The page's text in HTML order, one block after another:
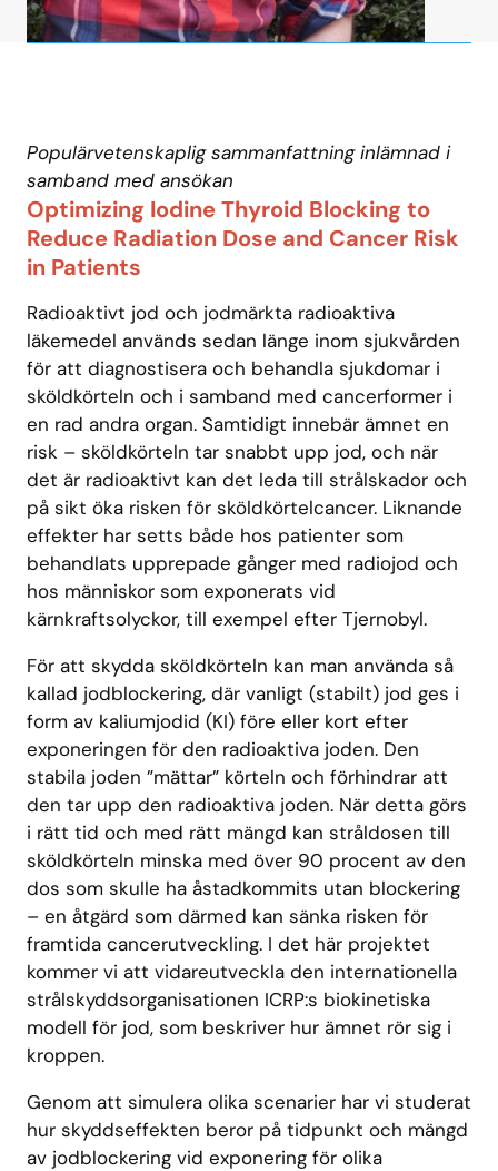
Populärvetenskaplig sammanfattning inlämnad i
samband med ansökan
Optimizing Iodine Thyroid Blocking to
Reduce Radiation Dose and Cancer Risk
in Patients
Radioaktivt jod och jodmärkta radioaktiva
läkemedel används sedan länge inom sjukvården
för att diagnostisera och behandla sjukdomar i
sköldkörteln och i samband med cancerformer i
en rad andra organ. Samtidigt innebär ämnet en
risk – sköldkörteln tar snabbt upp jod, och när
det är radioaktivt kan det leda till strålskador och
på sikt öka risken för sköldkörtelcancer. Liknande
effekter har setts både hos patienter som
behandlats upprepade gånger med radiojod och
hos människor som exponerats vid
kärnkraftsolyckor, till exempel efter Tjernobyl.
För att skydda sköldkörteln kan man använda så
kallad jodblockering, där vanligt (stabilt) jod ges i
form av kaliumjodid (KI) före eller kort efter
exponeringen för den radioaktiva joden. Den
stabila joden ”mättar” körteln och förhindrar att
den tar upp den radioaktiva joden. När detta görs
i rätt tid och med rätt mängd kan stråldosen till
sköldkörteln minska med över 90 procent av den
dos som skulle ha åstadkommits utan blockering
– en åtgärd som därmed kan sänka risken för
framtida cancerutveckling. I det här projektet
kommer vi att vidareutveckla den internationella
strålskyddsorganisationen ICRP:s biokinetiska
modell för jod, som beskriver hur ämnet rör sig i
kroppen.
Genom att simulera olika scenarier har vi studerat
hur skyddseffekten beror på tidpunkt och mängd
av jodblockering vid exponering för olika